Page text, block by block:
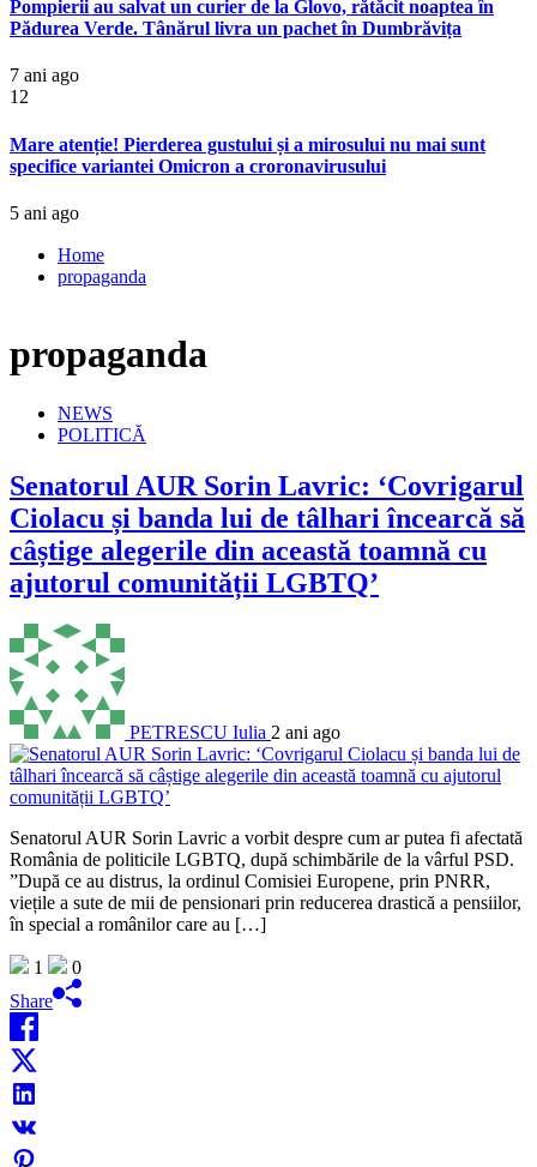
Pompierii au salvat un curier de la Glovo, rătăcit noaptea în
Pădurea Verde. Tânărul livra un pachet în Dumbrăvița
7 ani ago
12
Mare atenție! Pierderea gustului și a mirosului nu mai sunt
specifice variantei Omicron a croronavirusului
5 ani ago
Home
propaganda
propaganda
NEWS
POLITICĂ
Senatorul AUR Sorin Lavric: ‘Covrigarul
Ciolacu și banda lui de tâlhari încearcă să
câștige alegerile din această toamnă cu
ajutorul comunității LGBTQ’
PETRESCU Iulia 2 ani ago
Senatorul AUR Sorin Lavric a vorbit despre cum ar putea fi afectată
România de politicile LGBTQ, după schimbările de la vârful PSD.
”După ce au distrus, la ordinul Comisiei Europene, prin PNRR,
viețile a sute de mii de pensionari prin reducerea drastică a pensiilor,
în special a românilor care au […]
1
0
Share